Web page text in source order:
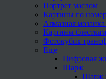
Портрет маслом
Картины по
Алмазная
Картины
Фотокубик
Еще
Цифровая
Шарж
Шарж